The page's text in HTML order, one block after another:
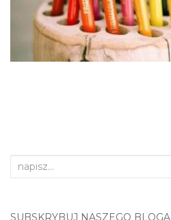
Search
SUBSKRYBUJ NASZEGO BLOGA